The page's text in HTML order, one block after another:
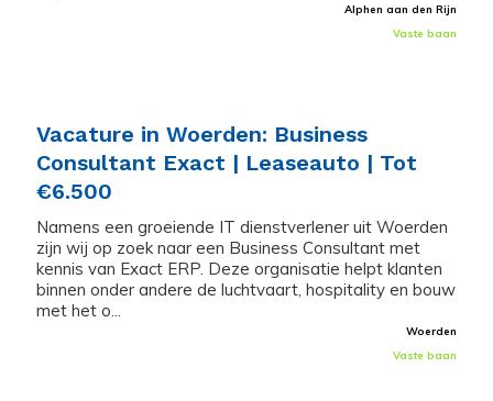
Alphen aan den Rijn
Vaste baan
Vacature in Woerden: Business
Consultant Exact | Leaseauto | Tot
€6.500
Namens een groeiende IT dienstverlener uit Woerden
zijn wij op zoek naar een Business Consultant met
kennis van Exact ERP. Deze organisatie helpt klanten
binnen onder andere de luchtvaart, hospitality en bouw
met het o...
Woerden
Vaste baan